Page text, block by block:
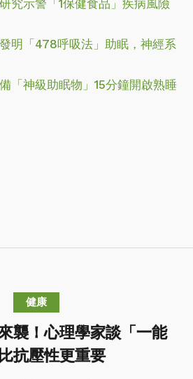
究示警「1保健食品」疾病風險
明「478呼吸法」助眠，神經系
「神級助眠物」15分鐘開啟熟睡
健康
襲！心理學家談「一能
抗壓性更重要